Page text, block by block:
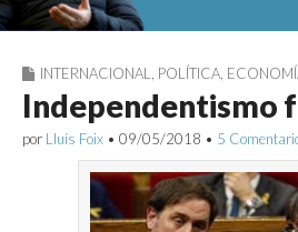
INTERNACIONAL POLÍTICA
Independentismo
por Lluís Foix • 09/05/2018 • 5